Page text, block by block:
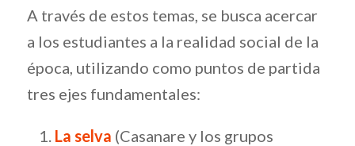
A través de estos temas, se busca acercar
a los estudiantes a la realidad social de la
época, utilizando como puntos de partida
tres ejes fundamentales:
La selva (Casanare y los grupos